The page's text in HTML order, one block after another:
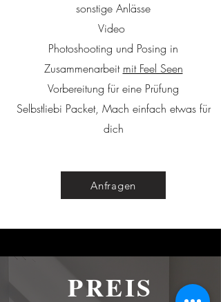
sonstige Anlässe
​Video
​Photoshooting und Posing in
Zusammenarbeit mit Feel Seen
Vorbereitung für eine Prüfung
​Selbstliebi Packet, Mach einfach etwas für
dich
Anfragen
PREIS